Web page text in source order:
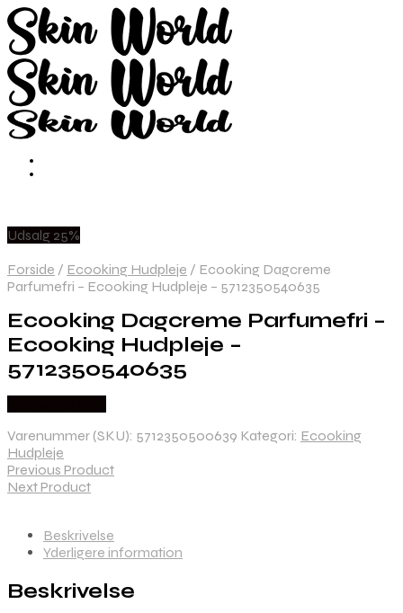
Udsalg 25%
Forside / Ecooking Hudpleje / Ecooking Dagcreme
Parfumefri – Ecooking Hudpleje – 5712350540635
Ecooking Dagcreme Parfumefri –
Ecooking Hudpleje –
5712350540635
Varenummer (SKU): 5712350500639 Kategori: Ecooking
Hudpleje
Previous Product
Next Product
Beskrivelse
Yderligere information
Beskrivelse